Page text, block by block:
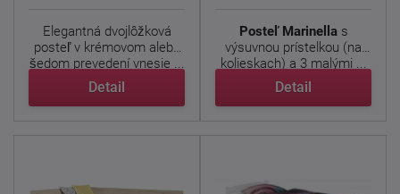
Elegantná dvojlôžková
posteľ v krémovom alebo
šedom prevedení vnesie ...
Detail
Posteľ Marinellas
výsuvnou prístelkou (na
kolieskach) a 3 malými ...
Detail